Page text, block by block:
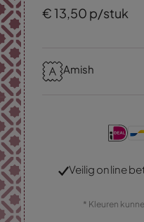
€13,50 p/stuk
Amish
Veilig online
* Kleuren